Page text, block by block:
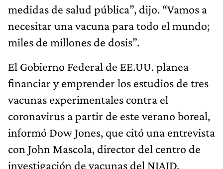
medidas de salud pública”, dijo. “Vamos a
necesitar una vacuna para todo el mundo;
miles de millones de dosis”.
El Gobierno Federal de EE.UU. planea
financiar y emprender los estudios de tres
vacunas experimentales contra el
coronavirus a partir de este verano boreal,
informó Dow Jones, que citó una entrevista
con John Mascola, director del centro de
investigación de vacunas del NIAID.